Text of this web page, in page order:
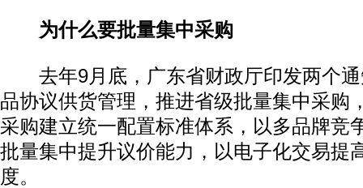
为什么要批量集中采购
去年9月底，广东省财政厅印发两个通
品协议供货管理，推进省级批量集中采购
采购建立统一配置标准体系，以多品牌竞
批量集中提升议价能力，以电子化交易提
度。